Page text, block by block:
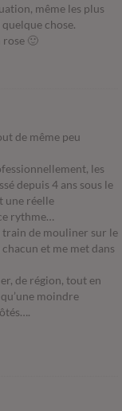
même les plus
chose.
🙂
de même peu
les
depuis 4 ans sous le
une réelle
rythme…
de mouliner sur le
et me met dans
de région, tout en
moindre